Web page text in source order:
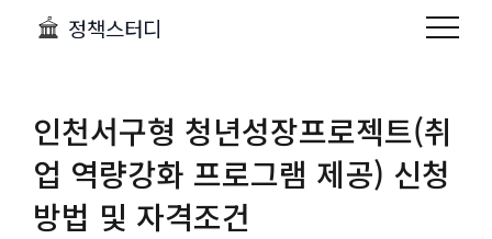
정책스터디
인천서구형 청년성장프로젝트(취
업 역량강화 프로그램 제공) 신청
방법 및 자격조건